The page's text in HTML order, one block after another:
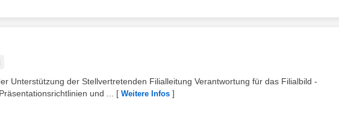
Unterstützung der Stellvertretenden Filialleitung Verantwortung für das Filialbild -
und ...
[ Weitere Infos ]